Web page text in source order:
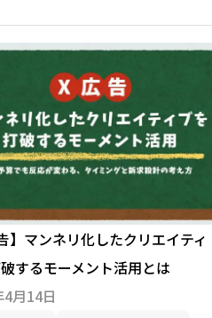
】マンネリ化したクリエイティ
するモーメント活用とは
月14日